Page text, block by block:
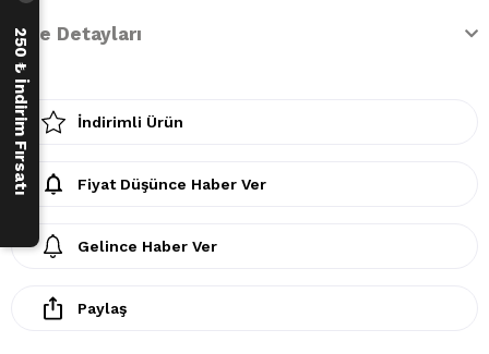
İade Detayları
İndirimli Ürün
Fiyat Düşünce Haber Ver
Gelince Haber Ver
Paylaş
250 ₺ İndirim Fırsatı